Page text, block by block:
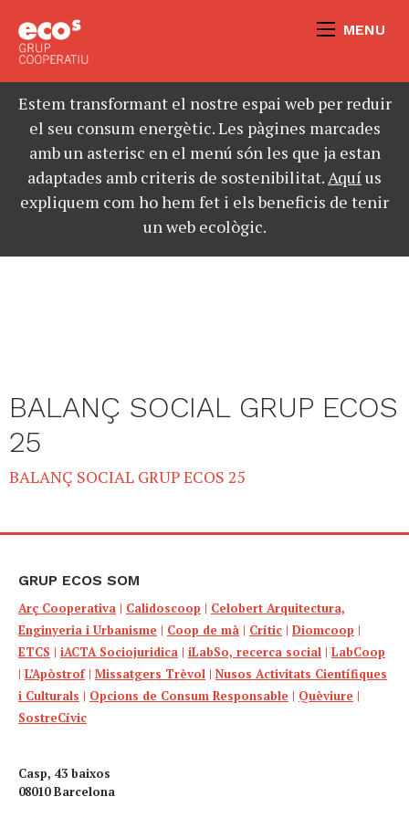
MENU
Estem transformant el nostre espai web per reduir
el seu consum energètic. Les pàgines marcades
amb un asterisc en el menú són les que ja estan
adaptades amb criteris de sostenibilitat.Aquíus
expliquem com ho hem fet i els beneficis de tenir
un web ecològic.
BALANÇ SOCIAL GRUP ECOS
25
BALANÇ SOCIAL GRUP ECOS 25
GRUP ECOS SOM
Arç Cooperativa | Calidoscoop | Celobert Arquitectura,
Enginyeria i Urbanisme | Coop de mà | Crític | Diomcoop |
ETCS | iACTA Sociojuridica | iLabSo, recerca social | LabCoop
| L’Apòstrof| Missatgers Trèvol | Nusos Activitats Científiques
i Culturals | Opcions de Consum Responsable | Quèviure |
SostreCívic
Casp, 43 baixos
08010 Barcelona